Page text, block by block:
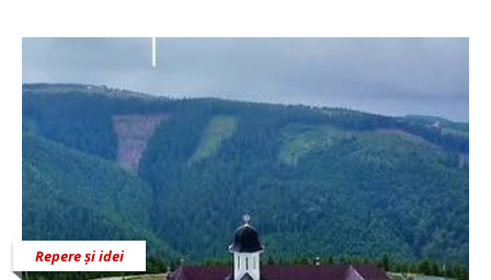
Repere și idei